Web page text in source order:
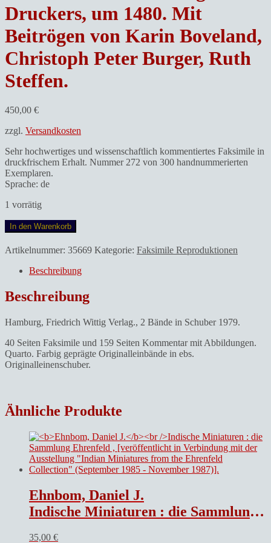
Druckers, um 1480. Mit
Beitrögen von Karin Boveland,
Christoph Peter Burger, Ruth
Steffen.
450,00 €
zzgl. Versandkosten
Sehr hochwertiges und wissenschaftlich kommentiertes Faksimile in
druckfrischem Erhalt. Nummer 272 von 300 handnummerierten
Exemplaren.
Sprache: de
1 vorrätig
DER
ANTICHRISTBoveland,
Karin,
Peter
und
Ruth
Antichrist.
der
ersten
typographiscne
Stadt-
Universitätsbibliothek
Frankfurt
In den Warenkorb
Artikelnummer: 35669 Kategorie: Faksimile Reproduktionen
Beschreibung
Beschreibung
Hamburg, Friedrich Wittig Verlag., 2 Bände in Schuber 1979.
40 Seiten Faksimile und 159 Seiten Kommentar mit Abbildungen.
Quarto. Farbig geprägte Originalleinbände in ebs.
Originalleinenschuber.
Ähnliche Produkte
Ehnbom, Daniel J.
Indische Miniaturen : die Sammlung Ehrenfeld , [veröffentlicht in Verbindung mit der Ausstellung „Indian Miniatures from the Ehrenfeld Collection“ (September 1985 – November 1987)].
35,00 €